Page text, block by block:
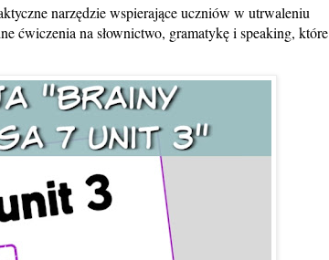
narzędzie wspierające uczniów w utrwaleniu
ćwiczenia na słownictwo, gramatykę i speaking, które